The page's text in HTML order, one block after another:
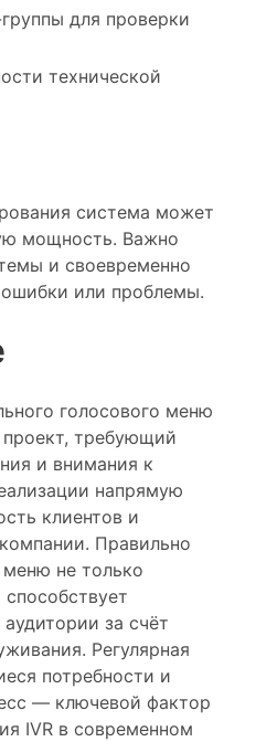
для проверки
технической
система может
мощность. Важно
и своевременно
или проблемы.
голосового меню
требующий
и внимания к
напрямую
клиентов и
Правильно
меню не только
за счёт
Регулярная
потребности и
— ключевой фактор
IVR в современном